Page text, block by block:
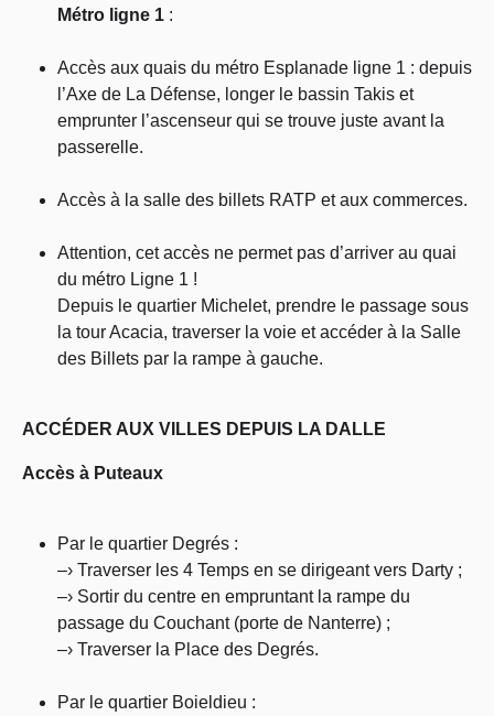
Métro ligne 1 :
Accès aux quais du métro Esplanade ligne 1 : depuis
l’Axe de La Défense, longer le bassin Takis et
emprunter l’ascenseur qui se trouve juste avant la
passerelle.
Accès à la salle des billets RATP et aux commerces.
Attention, cet accès ne permet pas d’arriver au quai
du métro Ligne 1 !
Depuis le quartier Michelet, prendre le passage sous
la tour Acacia, traverser la voie et accéder à la Salle
des Billets par la rampe à gauche.
ACCÉDER AUX VILLES DEPUIS LA DALLE
Accès à Puteaux
Par le quartier Degrés :
–› Traverser les 4 Temps en se dirigeant vers Darty ;
–› Sortir du centre en empruntant la rampe du
passage du Couchant (porte de Nanterre) ;
–› Traverser la Place des Degrés.
Par le quartier Boieldieu :